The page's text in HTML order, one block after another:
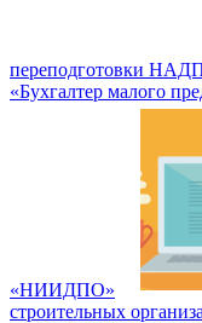
переподготовки
«Бухгалтер малого
«НИИДПО»
строительных